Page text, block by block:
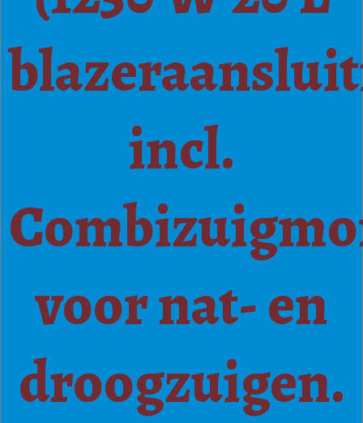
incl.
voor nat- en
droogzuigen.